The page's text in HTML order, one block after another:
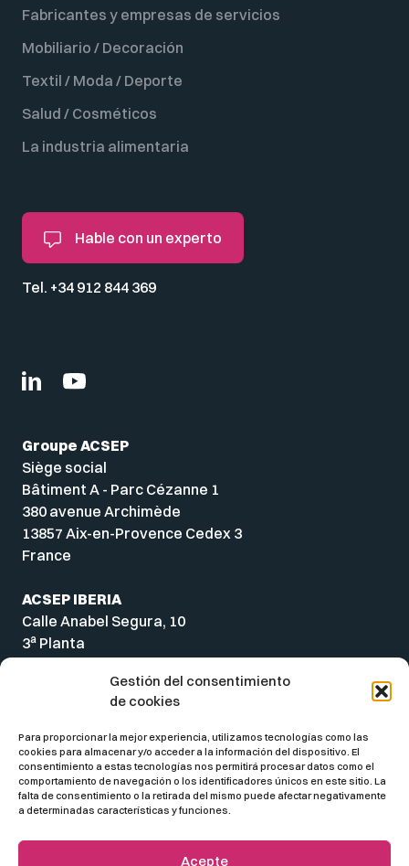
Gestión del consentimiento
de cookies
Para proporcionar la mejor experiencia, utilizamos tecnologías como las
cookies para almacenar y/o acceder a la información del dispositivo. El
consentimiento a estas tecnologías nos permitirá procesar datos como el
comportamiento de navegación o los identificadores únicos en este sitio. La
falta de consentimiento o la retirada del mismo puede afectar negativamente
a determinadas características y funciones.
Acepte
Hable con un experto
Tel. +34 912 844 369
Fabricantes y empresas de servicios
Mobiliario / Decoración
Textil / Moda / Deporte
Salud / Cosméticos
La industria alimentaria
Groupe ACSEP
Siège social
Bâtiment A - Parc Cézanne 1
380 avenue Archimède
13857 Aix-en-Provence Cedex 3
France
ACSEP IBERIA
Calle Anabel Segura, 10
3a Planta